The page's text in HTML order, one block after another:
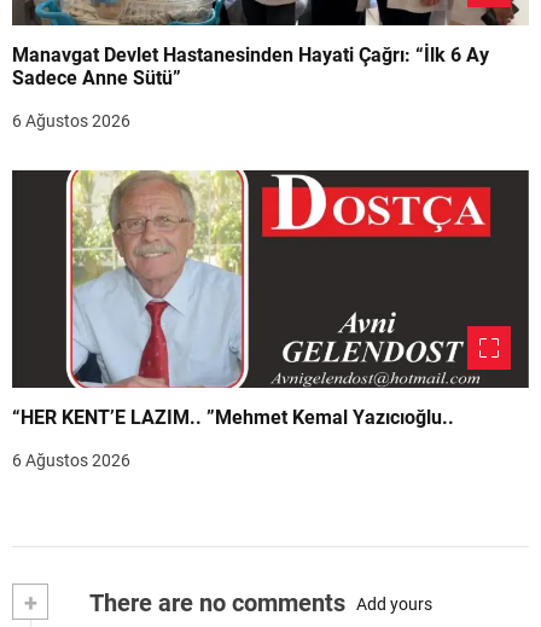
Manavgat Devlet Hastanesinden Hayati Çağrı: “İlk 6 Ay
Sadece Anne Sütü”
6 Ağustos 2026
“HER KENT’E LAZIM.. ”Mehmet Kemal Yazıcıoğlu..
6 Ağustos 2026
+ There are no comments Add yours